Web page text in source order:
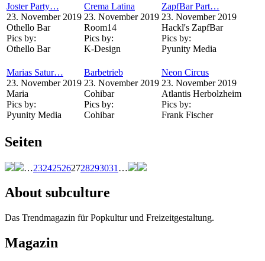
Joster Party…
23. November 2019
Othello Bar
Pics by:
Othello Bar
Crema Latina
23. November 2019
Room14
Pics by:
K-Design
ZapfBar Part…
23. November 2019
Hackl's ZapfBar
Pics by:
Pyunity Media
Marias Satur…
23. November 2019
Maria
Pics by:
Pyunity Media
Barbetrieb
23. November 2019
Cohibar
Pics by:
Cohibar
Neon Circus
23. November 2019
Atlantis Herbolzheim
Pics by:
Frank Fischer
Seiten
…232425262728293031 …
About subculture
Das Trendmagazin für Popkultur und Freizeitgestaltung.
Magazin